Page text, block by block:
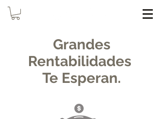
Grandes
Rentabilidades
Te Esperan.